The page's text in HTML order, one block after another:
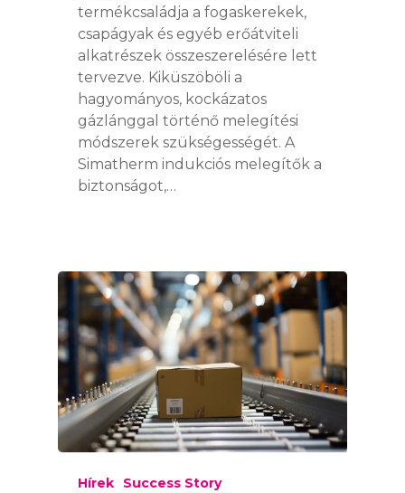
termékcsaládja a fogaskerekek,
csapágyak és egyéb erőátviteli
alkatrészek összeszerelésére lett
tervezve. Kiküszöböli a
hagyományos, kockázatos
gázlánggal történő melegítési
módszerek szükségességét. A
Simatherm indukciós melegítők a
biztonságot,…
Hírek Success Story
SIMALUBE